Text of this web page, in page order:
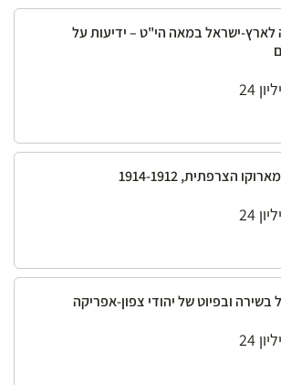
לארץ-ישראל במאה הי"ט – ידיעות על
24
הצרפתית, 1914-1912
24
בשירה ובפיוט של יהודי צפון-אפריקה
24